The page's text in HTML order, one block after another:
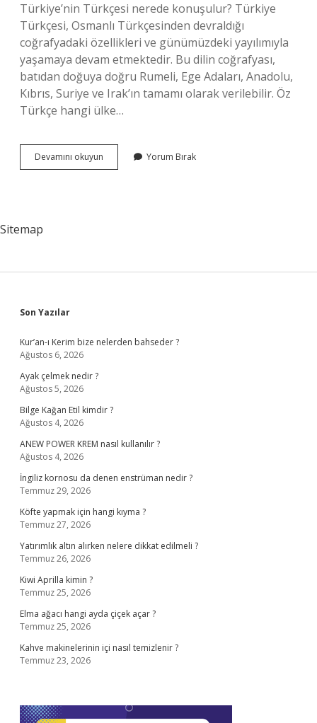
Türkiye’nin Türkçesi nerede konuşulur? Türkiye
Türkçesi, Osmanlı Türkçesinden devraldığı
coğrafyadaki özellikleri ve günümüzdeki yayılımıyla
yaşamaya devam etmektedir. Bu dilin coğrafyası,
batıdan doğuya doğru Rumeli, Ege Adaları, Anadolu,
Kıbrıs, Suriye ve Irak’ın tamamı olarak verilebilir. Öz
Türkçe hangi ülke…
Devamını okuyun
En
Yorum Bırak
Sitemap
Sidebar
Son Yazılar
Kur’an-ı Kerim bize nelerden bahseder ?
Ağustos 6, 2026
Ayak çelmek nedir ?
Ağustos 5, 2026
Bilge Kağan Etil kimdir ?
Ağustos 4, 2026
ANEW POWER KREM nasıl kullanılır ?
Ağustos 4, 2026
İngiliz kornosu da denen enstrüman nedir ?
Temmuz 29, 2026
Köfte yapmak için hangi kıyma ?
Temmuz 27, 2026
Yatırımlık altın alırken nelere dikkat edilmeli ?
Temmuz 26, 2026
Kiwi Aprilla kimin ?
Temmuz 25, 2026
Elma ağacı hangi ayda çiçek açar ?
Temmuz 25, 2026
Kahve makinelerinin içi nasıl temizlenir ?
Temmuz 23, 2026